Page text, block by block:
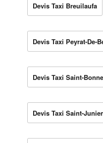
Devis Taxi Breuilaufa
Devis Taxi Peyrat-De-
Devis Taxi Saint-
Devis Taxi Saint-